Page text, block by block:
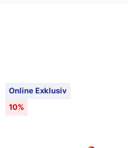
Online Exklusiv
10%